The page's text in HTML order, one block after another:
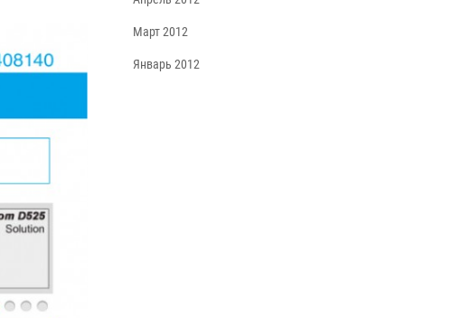
Март 2012
Январь 2012